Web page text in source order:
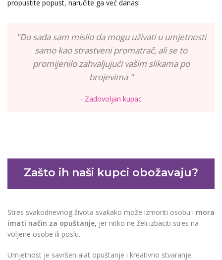
propustite popust, naručite ga već danas!
"Do sada sam mislio da mogu uživati u umjetnosti
samo kao strastveni promatrač, ali se to
promijenilo zahvaljujući vašim slikama po
brojevima "
- Zadovoljan kupac
Zašto ih naši kupci obožavaju?
Stres svakodnevnog života svakako može izmoriti osobu i mora
imati način za opuštanje, jer nitko ne želi izbaciti stres na
voljene osobe ili poslu.
Umjetnost je savršen alat opuštanje i kreativno stvaranje.